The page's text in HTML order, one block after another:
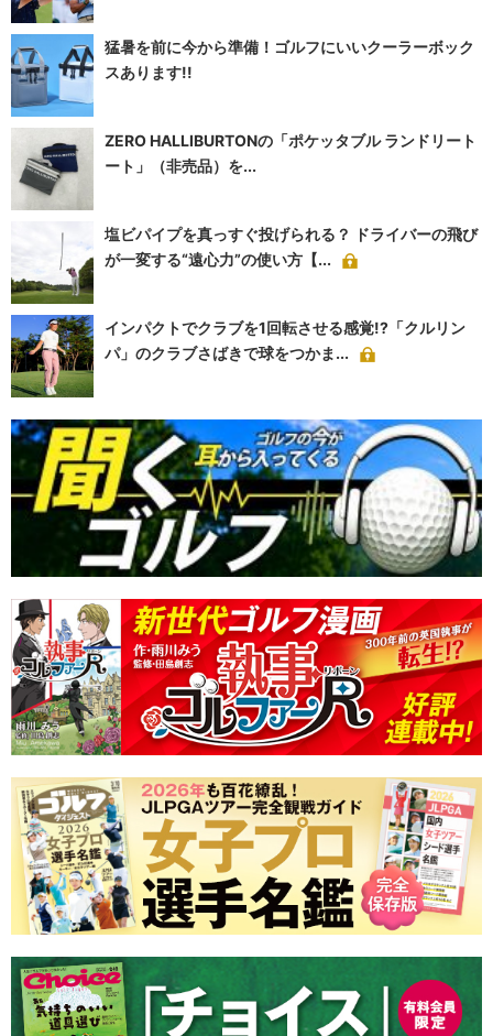
猛暑を前に今から準備！ゴルフにいいクーラーボック
スあります!!
ZERO HALLIBURTONの「ポケッタブル ランドリート
ート」（非売品）を...
塩ビパイプを真っすぐ投げられる？ ドライバーの飛び
が一変する“遠心力”の使い方【...
インパクトでクラブを1回転させる感覚!?「クルリン
パ」のクラブさばきで球をつかま...